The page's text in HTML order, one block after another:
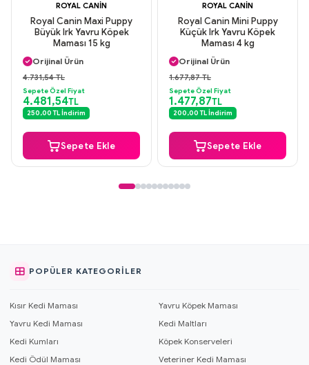
ROYAL CANIN
Royal Canin Maxi Puppy
Büyük Irk Yavru Köpek
Maması 15 kg
Aynı Gün Kargo
Orijinal Ürün
Güvenli Ödeme
Aynı Gün Kargo
4.731,54 TL
Sepete Özel Fiyat
4.481,54TL
250,00 TL İndirim
Sepete Ekle
ROYAL CANIN
Royal Canin Mini Puppy
Küçük Irk Yavru Köpek
Maması 4 kg
Aynı Gün Kargo
Orijinal Ürün
Güvenli Ödeme
Aynı Gün Kargo
1.677,87 TL
Sepete Özel Fiyat
1.477,87TL
200,00 TL İndirim
Sepete Ekle
POPÜLER KATEGORILER
Kısır Kedi Maması
Yavru Köpek Maması
Yavru Kedi Maması
Kedi Maltları
Kedi Kumları
Köpek Konserveleri
Kedi Ödül Maması
Veteriner Kedi Maması